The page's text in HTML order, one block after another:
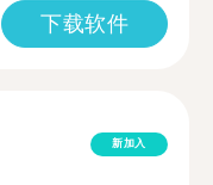
下载软件
新加入